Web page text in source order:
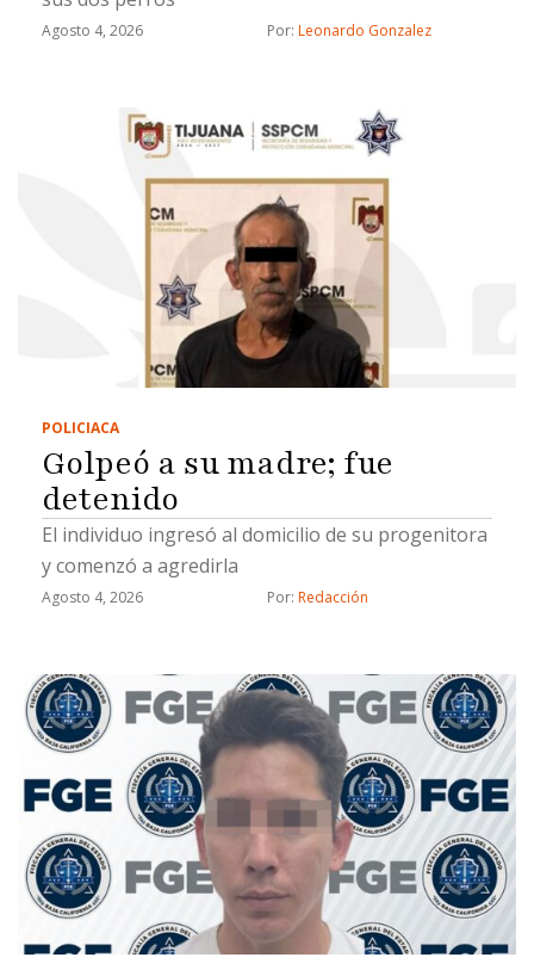
Agosto 4, 2026 Por: Leonardo Gonzalez
POLICIACA
Golpeó a su madre; fue
detenido
El individuo ingresó al domicilio de su progenitora
y comenzó a agredirla
Agosto 4, 2026 Por: Redacción